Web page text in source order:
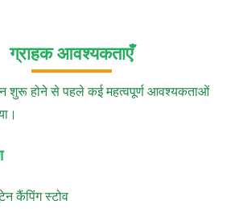
ग्राहक आवश्यकताएँ
शुरू होने से पहले कई महत्वपूर्ण आवश्यकताओं
कैंपिंग स्टोव